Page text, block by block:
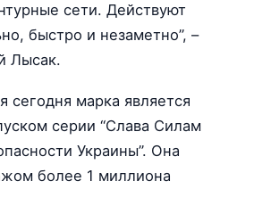
сети. Действуют
быстро и незаметно”, –
Лысак.
сегодня марка является
серии “Слава Силам
Украины”. Она
более 1 миллиона